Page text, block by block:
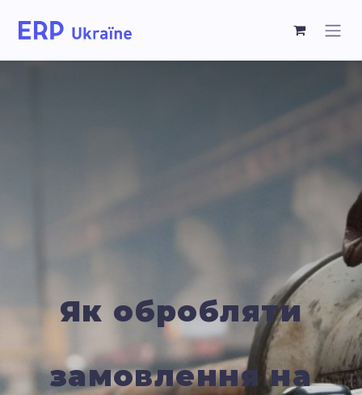
Як обробляти
замовлення на